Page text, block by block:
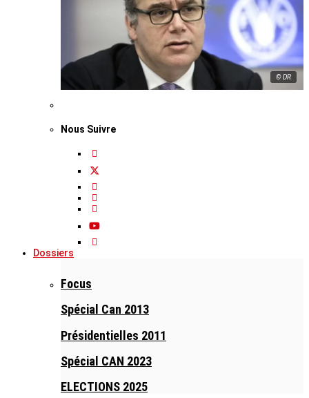
© DR
Nous Suivre
Dossiers
Focus
Spécial Can 2013
Présidentielles 2011
Spécial CAN 2023
ELECTIONS 2025